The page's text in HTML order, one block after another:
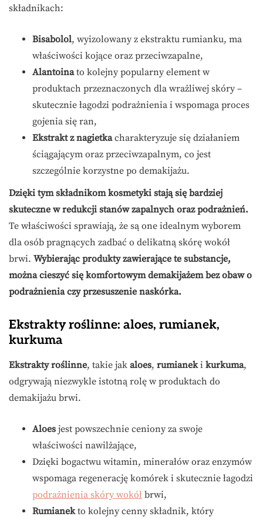
składnikach:
Bisabolol, wyizolowany z ekstraktu rumianku, ma
właściwości kojące oraz przeciwzapalne,
Alantoinato kolejny popularny element w
produktach przeznaczonych dla wrażliwej skóry –
skutecznie łagodzi podrażnienia i wspomaga proces
gojenia się ran,
Ekstrakt z nagietkacharakteryzuje się działaniem
ściągającym oraz przeciwzapalnym, co jest
szczególnie korzystne po demakijażu.
Dzięki tym składnikom kosmetyki stają się bardziej
skuteczne w redukcji stanów zapalnych oraz podrażnień.
Te właściwości sprawiają, że są one idealnym wyborem
dla osób pragnących zadbać o delikatną skórę wokół
brwi. Wybierając produkty zawierające te substancje,
można cieszyć się komfortowym demakijażem bez obaw o
podrażnienia czy przesuszenie naskórka.
Ekstrakty roślinne: aloes, rumianek,
kurkuma
Ekstrakty roślinne, takie jak aloes, rumianeki kurkuma,
odgrywają niezwykle istotną rolę w produktach do
demakijażu brwi.
Aloes jest powszechnie ceniony za swoje
właściwości nawilżające,
Dzięki bogactwu witamin, minerałów oraz enzymów
wspomaga regenerację komórek i skutecznie łagodzi
podrażnienia skóry wokół brwi,
Rumianekto kolejny cenny składnik, który